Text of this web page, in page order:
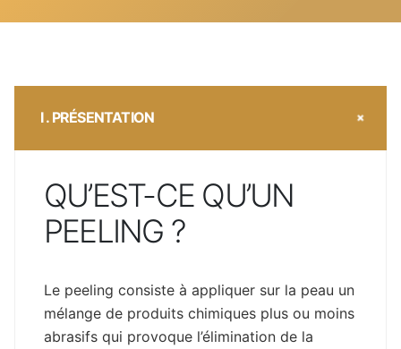
I . PRÉSENTATION
QU’EST-CE QU’UN
PEELING ?
Le peeling consiste à appliquer sur la peau un
mélange de produits chimiques plus ou moins
abrasifs qui provoque l’élimination de la